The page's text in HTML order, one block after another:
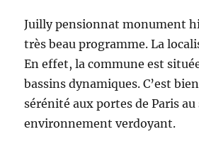
Juilly pensionnat monument
très beau programme. La
En effet, la commune est
bassins dynamiques. C’est
sérénité aux portes de Paris au
environnement verdoyant.